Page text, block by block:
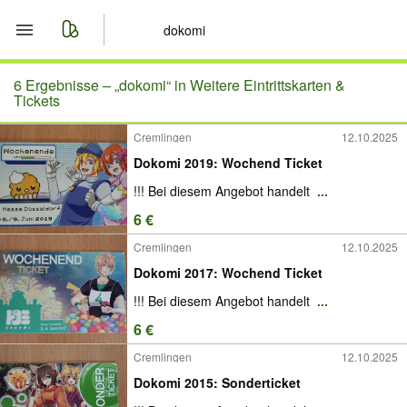
Start
Merkliste
Nachrichten
Anzeige aufgeben
6 Ergebnisse –„dokomi“ in Weitere Eintrittskarten &
Tickets
Cremlingen 12.10.2025
Dokomi 2019: Wochend Ticket
!!! Bei diesem Angebot handelt ...
6 €
Cremlingen 12.10.2025
Dokomi 2017: Wochend Ticket
!!! Bei diesem Angebot handelt ...
6 €
Cremlingen 12.10.2025
Dokomi 2015: Sonderticket